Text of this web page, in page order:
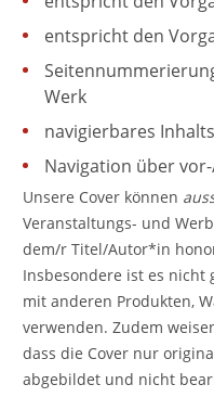
entspricht den
Werk
navigierbares
Navigation über
Unsere Cover können
Veranstaltungs- und
dem/r Titel/Autor*in
Insbesondere ist es nicht
mit anderen Produkten,
verwenden. Zudem
dass die Cover nur
abgebildet und nicht